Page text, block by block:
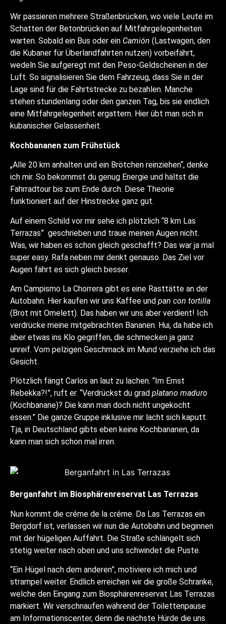
Wir passieren mehrere Straßenbrücken, wo viele Leute im
Schatten der Betonbrücken auf Mitfahrgelegenheiten
warten. Sobald ein Bus oder ein Camión (Lastwagen, den
die Kubaner für Überlandfahrten nutzen) vorbeifährt,
wedeln Sie aufgeregt mit den Peso-Geldscheinen in der
Luft. So signalisieren Sie dem Fahrzeug, dass Sie in der
Lage sind für die Fahrtstrecke zu bezahlen. Manche
stehen stundenlang oder den ganzen Tag, bis sie endlich
eine Mitfahrgelegenheit ergattern. Hier übt man sich in
kubanischer Gelassenheit.
Kochbananen zum Frühstück
„Alle 20 km anhalten und ein Brötchen reinziehen“, denke
ich mir. So bekommst du genug Energie und hältst die
Fahrradtour bis zum Ende durch. Diese Theorie
funktioniert auf der Hinstrecke ganz gut.
Auf einem Schild vor mir sehe ich plötzlich “8 km Las
Terrazas” geschrieben und traue meinen Augen nicht.
Was, wir haben es schon gleich geschafft? Das war ja mal
super easy. Rafa neben mir denkt genauso. Das Ziel vor
Augen fährt es sich gleich besser.
Am Campismo La Chorrera gibt es eine Rasttätte an der
Autobahn. Hier kaufen wir uns Kaffee und pan con tortilla
(Brot mit Omelett). Das haben wir uns aber verdient! Ich
verdrücke meine mitgebrachten Bananen. Hui, da habe ich
aber etwas ins Klo gegriffen, die schmecken ja ganz
unreif. Vom pelzigen Geschmack im Mund verziehe ich das
Gesicht.
Plötzlich fängt Carlos an laut zu lachen. “Im Ernst
Rebekka?!”, ruft er. “Verdrückst du grad platano maduro
(Kochbanane)? Die kann man doch nicht ungekocht
essen.” Die ganze Gruppe inklusive mir lacht sich kaputt.
Tja, in Deutschland gibts eben keine Kochbananen, da
kann man sich schon mal irren.
Berganfahrt im Biosphärenreservat Las Terrazas
Nun kommt die créme de la créme. Da Las Terrazas ein
Bergdorf ist, verlassen wir nun die Autobahn und beginnen
mit der hügeligen Auffahrt. Die Straße schlängelt sich
stetig weiter nach oben und uns schwindet die Puste.
“Ein Hügel nach dem anderen”, motiviere ich mich und
strampel weiter. Endlich erreichen wir die große Schranke,
welche den Eingang zum Biosphärenreservat Las Terrazas
markiert. Wir verschnaufen während der Toilettenpause
am Informationscenter, denn die nächste Hürde die uns